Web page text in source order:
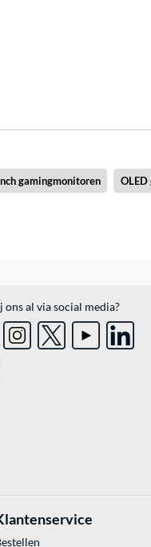
gamingmonitoren
ons al via social media?